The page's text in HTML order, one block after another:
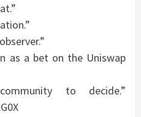
as a bet on the Uniswap
to decide.”